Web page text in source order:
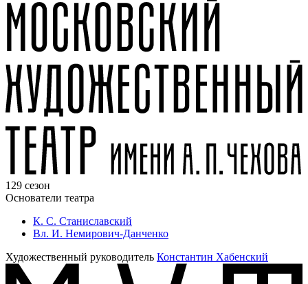
129 сезон
Основатели театра
К. С. Станиславский
Вл. И. Немирович-Данченко
Художественный руководитель Константин Хабенский